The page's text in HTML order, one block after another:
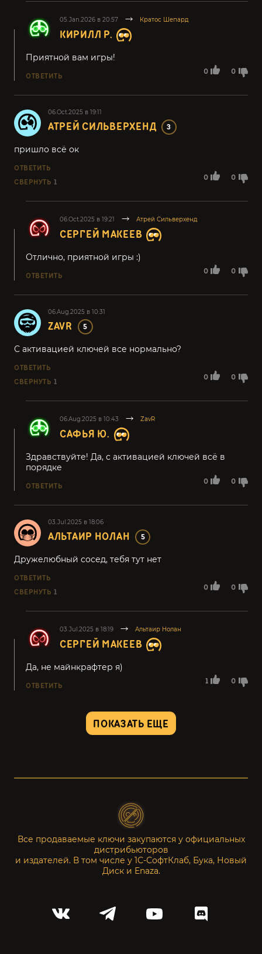
05.Jan.2026 в 20:57 Кратос Шепард
КИРИЛЛ Р.
0 0
Приятной вам игры!
ОТВЕТИТЬ
06.Oct.2025 в 19:11
АТРЕЙ СИЛЬВЕРХЕНД 3
0 0
пришло всё ок
ОТВЕТИТЬ
СВЕРНУТЬ 1
06.Oct.2025 в 19:21 Атрей Сильверхенд
СЕРГЕЙ МАКЕЕВ
0 0
Отлично, приятной игры :)
ОТВЕТИТЬ
06.Aug.2025 в 10:31
ZAVR 5
0 0
С активацией ключей все нормально?
ОТВЕТИТЬ
СВЕРНУТЬ 1
06.Aug.2025 в 10:43 ZavR
САФЬЯ Ю.
0 0
Здравствуйте! Да, с активацией ключей всё в
порядке
ОТВЕТИТЬ
03.Jul.2025 в 18:06
АЛЬТАИР НОЛАН 5
0 0
Дружелюбный сосед, тебя тут нет
ОТВЕТИТЬ
СВЕРНУТЬ 1
03.Jul.2025 в 18:19 Альтаир Нолан
СЕРГЕЙ МАКЕЕВ
1 0
Да, не майнкрафтер я)
ОТВЕТИТЬ
ПОКАЗАТЬ ЕЩЕ
Все продаваемые ключи закупаются у официальных
дистрибьюторов
и издателей. В том числе у 1С-СофтКлаб, Бука, Новый
Диск и Enaza.